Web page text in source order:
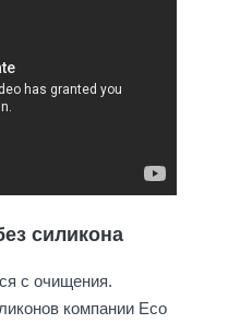
силикона
с очищения.
компании Eco